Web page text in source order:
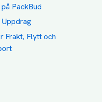
PackBud
Uppdrag
Frakt, Flytt och